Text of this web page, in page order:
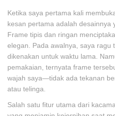
Ketika saya pertama kali
kesan pertama adalah desainnya
Frame tipis dan ringan
elegan. Pada awalnya, saya ragu
dikenakan untuk waktu lama.
pemakaian, ternyata frame
wajah saya—tidak ada tekanan
atau telinga.
Salah satu fitur utama dari